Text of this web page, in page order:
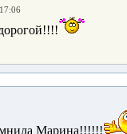
Марина!!!!!!